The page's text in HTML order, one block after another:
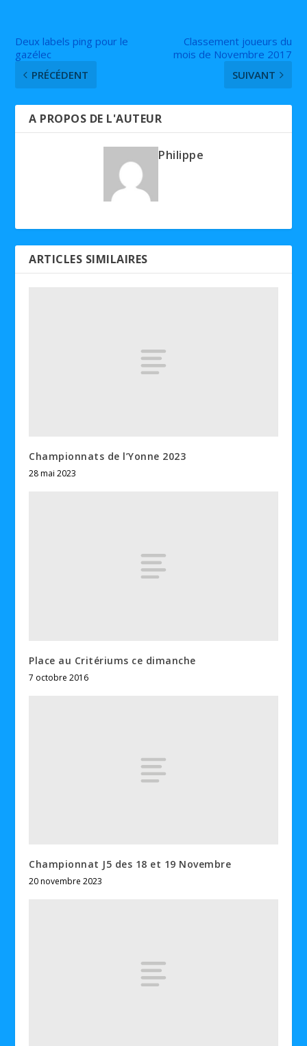
Deux labels ping pour le
gazélec
PRÉCÉDENT
Classement joueurs du
mois de Novembre 2017
SUIVANT
A PROPOS DE L'AUTEUR
Philippe
ARTICLES SIMILAIRES
Championnats de l’Yonne 2023
28 mai 2023
Place au Critériums ce dimanche
7 octobre 2016
Championnat J5 des 18 et 19 Novembre
20 novembre 2023